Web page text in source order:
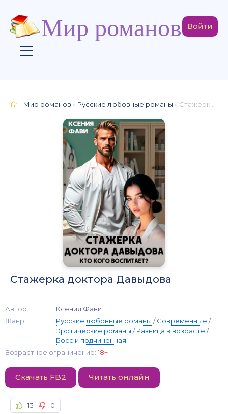
Мир романов Войти
Мир романов » Русские любовные романы » Стажерка доктора Давыдова
Стажерка доктора Давыдова
Автор:
Ксения Фави
Жанр:
Русские любовные романы /Современные /
Эротические романы /Разница в возрасте /
Босс и подчиненная
Возрастное ограничение: 18+
Скачать FB2 Читать онлайн
13 0